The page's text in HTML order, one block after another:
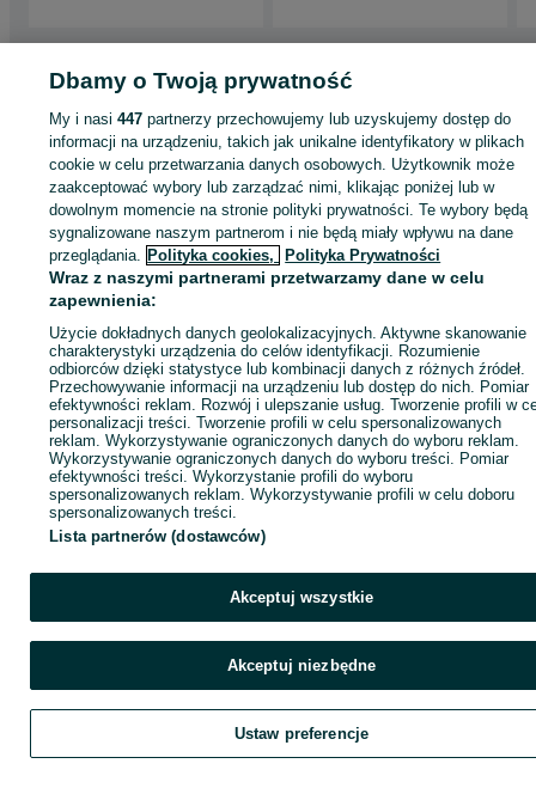
Kostki brukowe - Mazowieckie
Kostki brukowe - Płońsk
KATEGORIA
1054975932 Wyświetlenia:
Zadzwoń / SMS
Dbamy o Twoją prywatność
My i nasi447 partnerzy przechowujemy lub uzyskujemy dostęp do
informacji na urządzeniu, takich jak unikalne identyfikatory w plikach
cookie w celu przetwarzania danych osobowych. Użytkownik może
zaakceptować wybory lub zarządzać nimi, klikając poniżej lub w
dowolnym momencie na stronie polityki prywatności. Te wybory będą
sygnalizowane naszym partnerom i nie będą miały wpływu na dane
przeglądania. Polityka cookies, Polityka Prywatności
Wraz z naszymi partnerami przetwarzamy dane w celu
zapewnienia:
Użycie dokładnych danych geolokalizacyjnych. Aktywne skanowanie
charakterystyki urządzenia do celów identyfikacji. Rozumienie
odbiorców dzięki statystyce lub kombinacji danych z różnych źródeł.
Przechowywanie informacji na urządzeniu lub dostęp do nich. Pomiar
efektywności reklam. Rozwój i ulepszanie usług. Tworzenie profili w
personalizacji treści. Tworzenie profili w celu spersonalizowanych
reklam. Wykorzystywanie ograniczonych danych do wyboru reklam.
Wykorzystywanie ograniczonych danych do wyboru treści. Pomiar
efektywności treści. Wykorzystanie profili do wyboru
spersonalizowanych reklam. Wykorzystywanie profili w celu doboru
spersonalizowanych treści.
Lista partnerów (dostawców)
Akceptuj wszystkie
Akceptuj niezbędne
Ustaw preferencje